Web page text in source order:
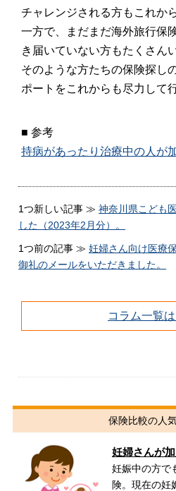
チャレンジされる方もこれか
一方で、まだまだ海外旅行保
き届いていない方もたくさん
そのような方たちの保険探し
ポートをこれからも尽力して
■ 参考
持病があったり治療中の人が
1つ新しい記事 ≫神奈川県こども
した（2023年2月分）。
1つ前の記事 ≫妊婦さん向け医療
御礼のメールをいただきました。
コラム一覧
保険比較の人
妊婦さんが
妊娠中の方で
険。現在の妊